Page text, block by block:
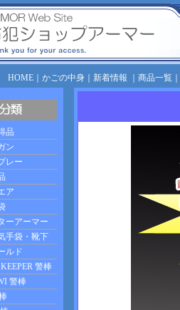
HOME｜ かごの中身｜ 新着情報 商品一覧｜